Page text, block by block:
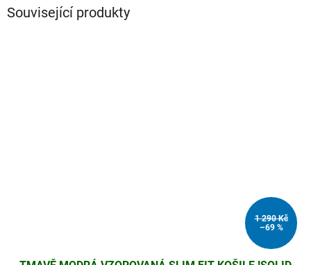
Související produkty
1 290 Kč
–69 %